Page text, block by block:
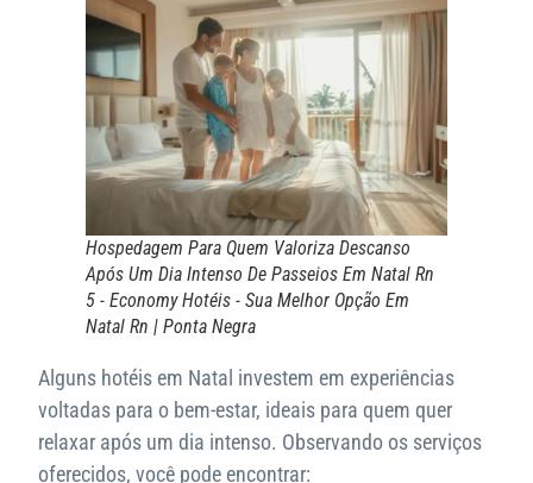
Hospedagem Para Quem Valoriza Descanso
Após Um Dia Intenso De Passeios Em Natal Rn
5 - Economy Hotéis - Sua Melhor Opção Em
Natal Rn | Ponta Negra
Alguns hotéis em Natal investem em experiências
voltadas para o bem-estar, ideais para quem quer
relaxar após um dia intenso. Observando os serviços
oferecidos, você pode encontrar: